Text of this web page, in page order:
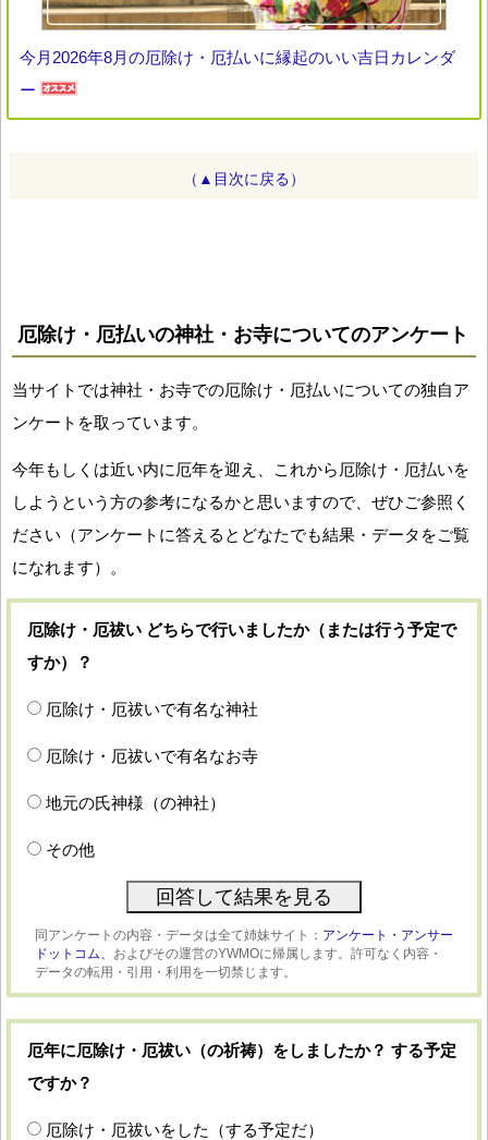
今月2026年8月の厄除け・厄払いに縁起のいい吉日カレンダ
ー
（▲目次に戻る）
厄除け・厄払いの神社・お寺についてのアンケート
当サイトでは神社・お寺での厄除け・厄払いについての独自ア
ンケートを取っています。
今年もしくは近い内に厄年を迎え、これから厄除け・厄払いを
しようという方の参考になるかと思いますので、ぜひご参照く
ださい（アンケートに答えるとどなたでも結果・データをご覧
になれます）。
厄除け・厄祓い どちらで行いましたか（または行う予定で
すか）？
厄除け・厄祓いで有名な神社
厄除け・厄祓いで有名なお寺
地元の氏神様（の神社）
その他
同アンケートの内容・データは全て姉妹サイト： アンケート・アンサー
ドットコム、 およびその運営のYWMOに帰属します。許可なく内容・
データの転用・引用・利用を一切禁じます。
厄年に厄除け・厄祓い（の祈祷）をしましたか？ する予定
ですか？
厄除け・厄祓いをした（する予定だ）